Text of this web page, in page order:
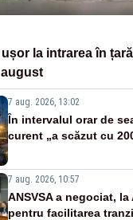
la intrarea în
7 aug. 2026, 13:02
În intervalul orar de
curent „a scăzut cu
7 aug. 2026, 10:57
ANSVSA a negociat,
pentru facilitarea